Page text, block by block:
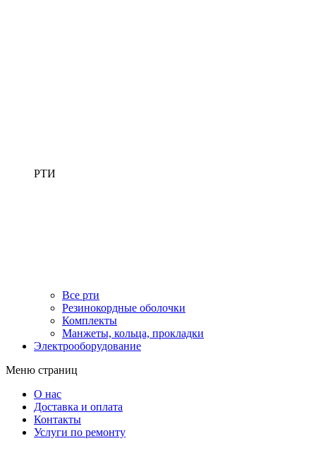
РТИ
Все рти
Резинокордные оболочки
Комплекты
Манжеты, кольца, прокладки
Электрооборудование
Меню страниц
О нас
Доставка и оплата
Контакты
Услуги по ремонту